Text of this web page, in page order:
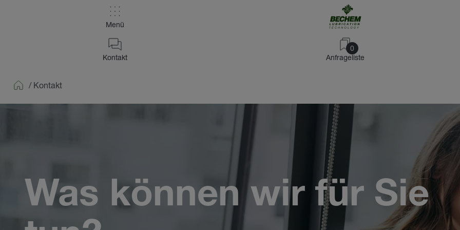
Menü
0
Anfrageliste
Kontakt
/ Kontakt
Was können wir für Sie